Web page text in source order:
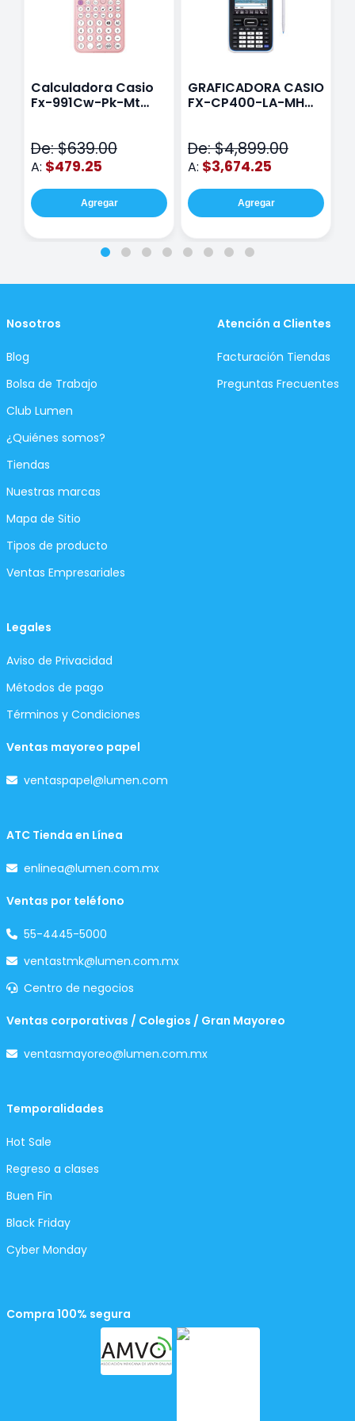
Calculadora Casio
Fx-991Cw-Pk-Mt
De: $639.00
A: $479.25
Agregar
GRAFICADORA CASIO
FX-CP400-LA-MH
De: $4,899.00
A: $3,674.25
Agregar
Nosotros
Blog
Bolsa de Trabajo
Club Lumen
¿Quiénes somos?
Tiendas
Nuestras marcas
Mapa de Sitio
Tipos de producto
Ventas Empresariales
Atención a Clientes
Facturación Tiendas
Preguntas Frecuentes
Legales
Aviso de Privacidad
Métodos de pago
Términos y Condiciones
Ventas mayoreo papel
ventaspapel@lumen.com
ATC Tienda en Línea
enlinea@lumen.com.mx
Ventas por teléfono
55-4445-5000
ventastmk@lumen.com.mx
Centro de negocios
Ventas corporativas / Colegios / Gran Mayoreo
ventasmayoreo@lumen.com.mx
Temporalidades
Hot Sale
Regreso a clases
Buen Fin
Black Friday
Cyber Monday
Compra 100% segura